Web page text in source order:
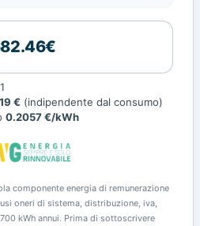
€ (indipendente dal consumo)
0.2057 €/kWh
componente energia di remunerazione
oneri di sistema, distribuzione, iva,
kWh annui. Prima di sottoscrivere